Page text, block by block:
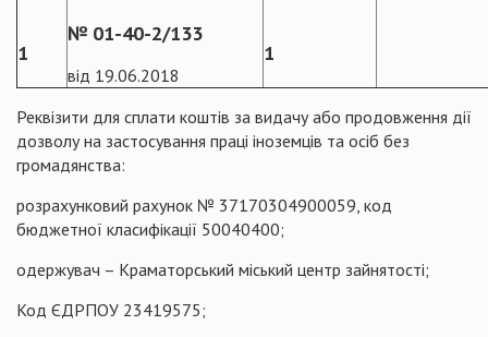
1
№ 01-40-2/133
від 19.06.2018
1
Реквізити для сплати коштів за видачу або продовження дії
дозволу на застосування праці іноземців та осіб без
громадянства:
розрахунковий рахунок № 37170304900059, код
бюджетної класифікації 50040400;
одержувач – Краматорський міський центр зайнятості;
Код ЄДРПОУ 23419575;